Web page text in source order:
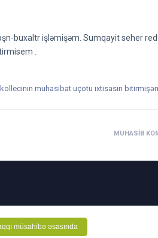
buxaltr işləmişəm. Sumqayit seher
.
mühasibat uçotu ixtisasın
MUHASIB
müsahibə əsasında